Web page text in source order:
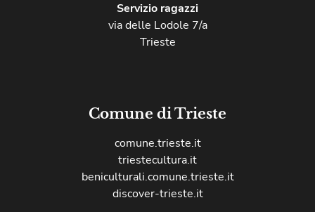
Servizio ragazzi
via delle Lodole 7/a
Trieste
Comune di Trieste
comune.trieste.it
triestecultura.it
beniculturali.comune.trieste.it
discover-trieste.it